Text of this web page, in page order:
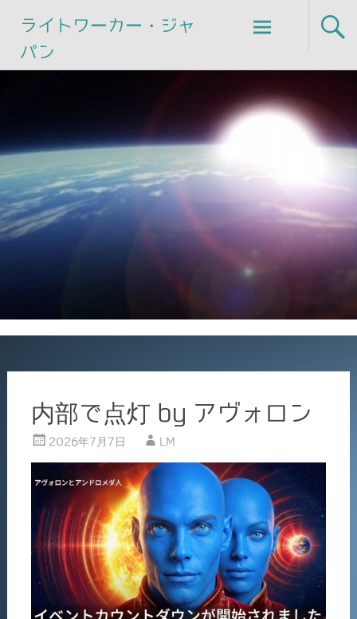
ライトワーカー・ジャ
パン
Skip
to
内部で点灯 by アヴォロン
2026年7月7日 LM